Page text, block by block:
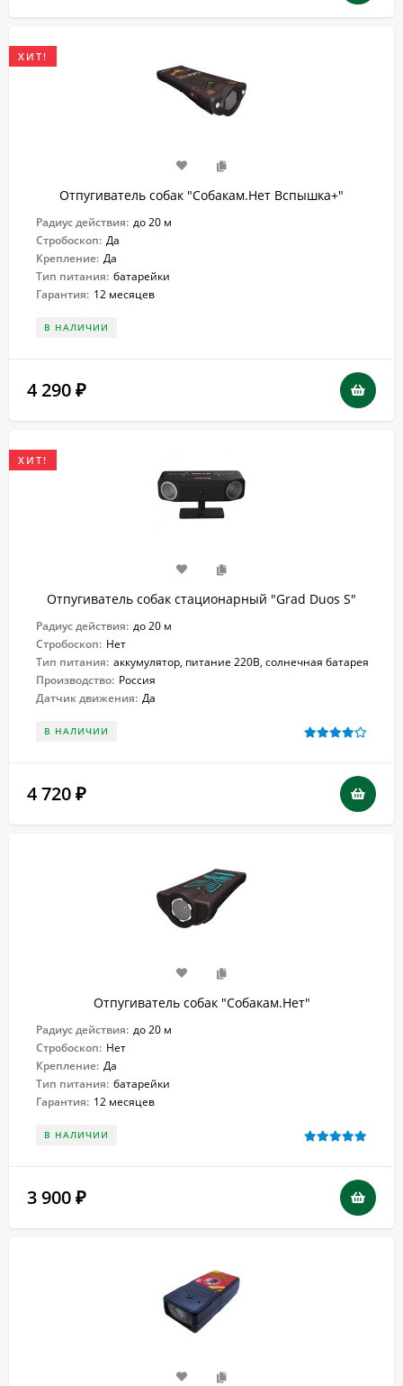
ХИТ!
Отпугиватель собак "Собакам.Нет Вспышка+"
Радиус действия: до 20 м
Стробоскоп: Да
Крепление: Да
Тип питания: батарейки
Гарантия: 12 месяцев
В НАЛИЧИИ
4 290 ₽
ХИТ!
Отпугиватель собак стационарный "Grad Duos S"
Радиус действия: до 20 м
Стробоскоп: Нет
Тип питания: аккумулятор, питание 220В, солнечная батарея
Производство: Россия
Датчик движения: Да
В НАЛИЧИИ
4 720 ₽
Отпугиватель собак "Собакам.Нет"
Радиус действия: до 20 м
Стробоскоп: Нет
Крепление: Да
Тип питания: батарейки
Гарантия: 12 месяцев
В НАЛИЧИИ
3 900 ₽